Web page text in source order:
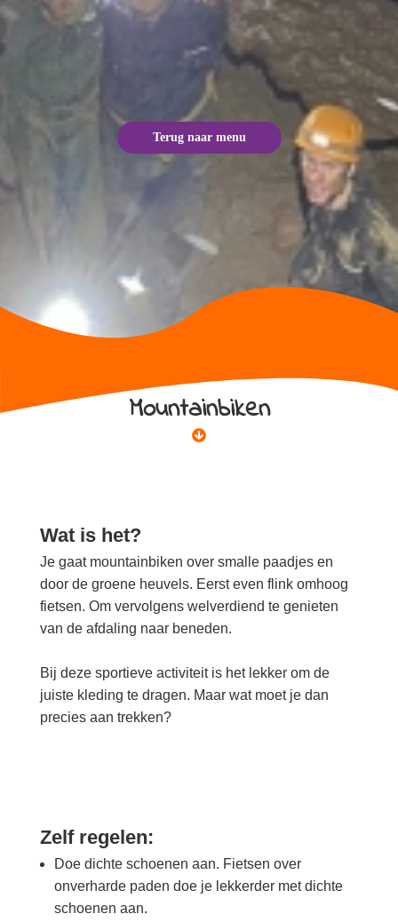
Terug naar menu
Mountainbiken
Wat is het?
Je gaat mountainbiken over smalle paadjes en
door de groene heuvels. Eerst even flink omhoog
fietsen. Om vervolgens welverdiend te genieten
van de afdaling naar beneden.
Bij deze sportieve activiteit is het lekker om de
juiste kleding te dragen. Maar wat moet je dan
precies aan trekken?
Zelf regelen:
Doe dichte schoenen aan. Fietsen over
onverharde paden doe je lekkerder met dichte
schoenen aan.